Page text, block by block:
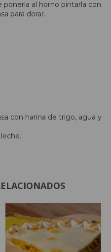
al horno pintarla con
para dorar.
con harina de trigo, agua y